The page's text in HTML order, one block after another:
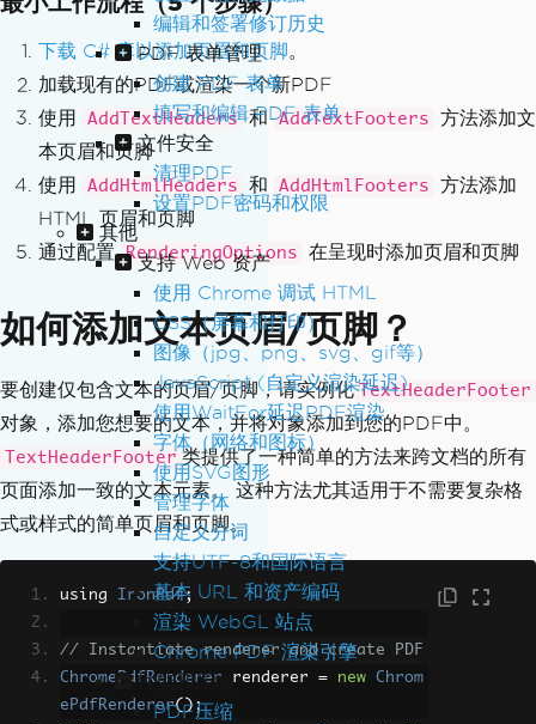
编辑和签署修订历史
PDF 表单管理
创建 PDF 表单
填写和编辑 PDF 表单
文件安全
清理PDF
设置PDF密码和权限
其他
支持 Web 资产
使用 Chrome 调试 HTML
CSS（屏幕和打印）
图像（jpg、png、svg、gif等）
JavaScript (自定义渲染延迟)
使用WaitFor延迟PDF渲染
字体（网络和图标）
使用SVG图形
管理字体
自定义分词
支持UTF-8和国际语言
基本 URL 和资产编码
渲染 WebGL 站点
Chrome PDF 渲染引擎
性能和压缩
PDF压缩
下载 C# 库以添加页眉和页脚。
加载现有的PDF或渲染一个新PDF
使用
AddTextHeaders 和 AddTextFooters
方法添加文
本页眉和页脚
使用
AddHtmlHeaders 和 AddHtmlFooters
方法添加
HTML 页眉和页脚
通过配置 RenderingOptions 在呈现时添加页眉和页脚
如何添加文本页眉/页脚？
要创建仅包含文本的页眉/页脚，请实例化 TextHeaderFooter
对象，添加您想要的文本，并将对象添加到您的PDF中。
TextHeaderFooter 类提供了一种简单的方法来跨文档的所有
页面添加一致的文本元素。 这种方法尤其适用于不需要复杂格
式或样式的简单页眉和页脚。
using IronPdf;
// Instantiate renderer and create PDF
ChromePdfRenderer renderer = new
Chrom
ePdfRenderer();